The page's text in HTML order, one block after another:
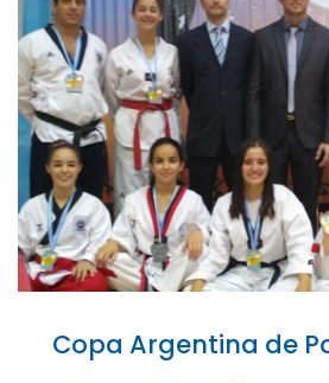
Copa Argentina de